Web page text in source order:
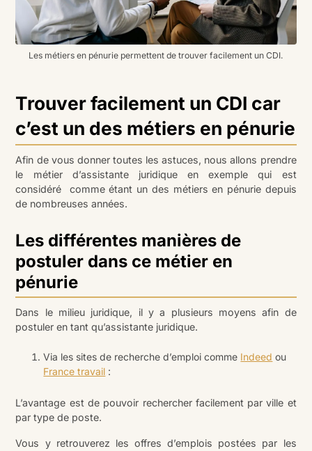
Les métiers en pénurie permettent de trouver facilement un CDI.
Trouver facilement un CDI car
c’est un des métiers en pénurie
Afin de vous donner toutes les astuces, nous allons prendre
le métier d’assistante juridique en exemple qui est
considéré comme étant un des métiers en pénurie depuis
de nombreuses années.
Les différentes manières de
postuler dans ce métier en
pénurie
Dans le milieu juridique, il y a plusieurs moyens afin de
postuler en tant qu’assistante juridique.
Via les sites de recherche d’emploi comme Indeed ou
France travail :
L’avantage est de pouvoir rechercher facilement par ville et
par type de poste.
Vous y retrouverez les offres d’emplois postées par les